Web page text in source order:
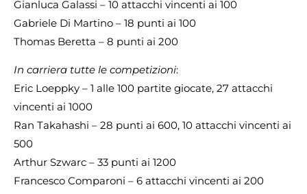
Gianluca Galassi – 10 attacchi vincenti ai 100
Gabriele Di Martino – 18 punti ai 100
Thomas Beretta – 8 punti ai 200
In carriera tutte le competizioni:
Eric Loeppky – 1 alle 100 partite giocate, 27 attacchi
vincenti ai 1000
Ran Takahashi – 28 punti ai 600, 10 attacchi vincenti ai
500
Arthur Szwarc – 33 punti ai 1200
Francesco Comparoni – 6 attacchi vincenti ai 200